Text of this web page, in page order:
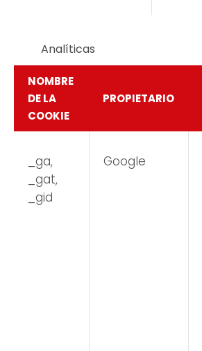
Analíticas
NOMBRE
DE LA
COOKIE
PROPIETARIO
_ga,
_gat,
_gid
Google